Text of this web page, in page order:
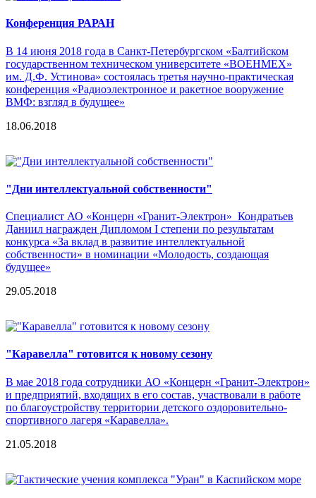
Конференция РАРАН
В 14 июня 2018 года в Санкт-Петербургском «Балтийском
государственном техническом университете «ВОЕНМЕХ»
им. Д.Ф. Устинова» состоялась третья научно-практическая
конференция «Радиоэлектронное и ракетное вооружение
ВМФ: взгляд в будущее»
18.06.2018
"Дни интеллектуальной собственности"
Специалист АО «Концерн «Гранит-Электрон» Кондратьев
Даниил награжден Дипломом I степени по результатам
конкурса «За вклад в развитие интеллектуальной
собственности» в номинации «Молодость, создающая
будущее»
29.05.2018
"Каравелла" готовится к новому сезону
В мае 2018 года сотрудники АО «Концерн «Гранит-Электрон»
и предприятий, входящих в его состав, участвовали в работе
по благоустройству территории детского оздоровительно-
спортивного лагеря «Каравелла».
21.05.2018